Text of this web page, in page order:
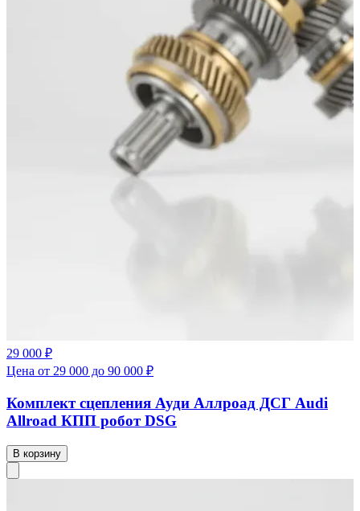
29 000 ₽
Цена от 29 000 до 90 000 ₽
Комплект сцепления Ауди Аллроад ДСГ Audi
Allroad КПП робот DSG
В корзину